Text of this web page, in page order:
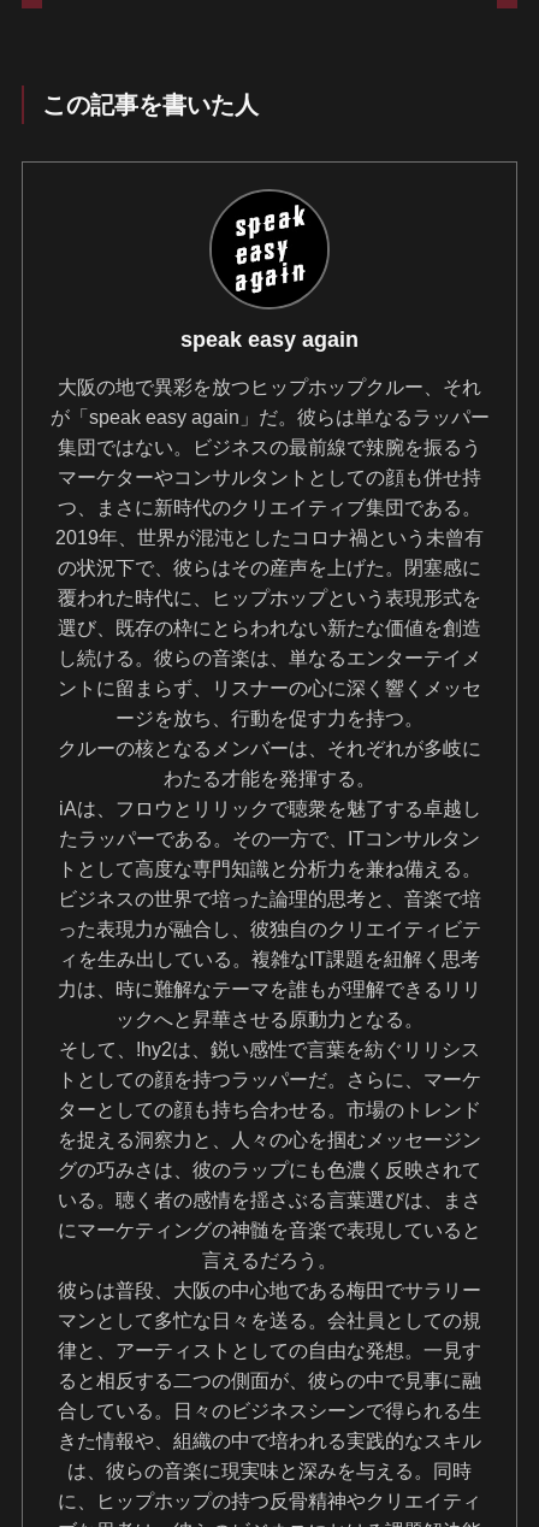
この記事を書いた人
speak easy again
大阪の地で異彩を放つヒップホップクルー、それ
が「speak easy again」だ。彼らは単なるラッパー
集団ではない。ビジネスの最前線で辣腕を振るう
マーケターやコンサルタントとしての顔も併せ持
つ、まさに新時代のクリエイティブ集団である。
2019年、世界が混沌としたコロナ禍という未曾有
の状況下で、彼らはその産声を上げた。閉塞感に
覆われた時代に、ヒップホップという表現形式を
選び、既存の枠にとらわれない新たな価値を創造
し続ける。彼らの音楽は、単なるエンターテイメ
ントに留まらず、リスナーの心に深く響くメッセ
ージを放ち、行動を促す力を持つ。
クルーの核となるメンバーは、それぞれが多岐に
わたる才能を発揮する。
iAは、フロウとリリックで聴衆を魅了する卓越し
たラッパーである。その一方で、ITコンサルタン
トとして高度な専門知識と分析力を兼ね備える。
ビジネスの世界で培った論理的思考と、音楽で培
った表現力が融合し、彼独自のクリエイティビテ
ィを生み出している。複雑なIT課題を紐解く思考
力は、時に難解なテーマを誰もが理解できるリリ
ックへと昇華させる原動力となる。
そして、!hy2は、鋭い感性で言葉を紡ぐリリシス
トとしての顔を持つラッパーだ。さらに、マーケ
ターとしての顔も持ち合わせる。市場のトレンド
を捉える洞察力と、人々の心を掴むメッセージン
グの巧みさは、彼のラップにも色濃く反映されて
いる。聴く者の感情を揺さぶる言葉選びは、まさ
にマーケティングの神髄を音楽で表現していると
言えるだろう。
彼らは普段、大阪の中心地である梅田でサラリー
マンとして多忙な日々を送る。会社員としての規
律と、アーティストとしての自由な発想。一見す
ると相反する二つの側面が、彼らの中で見事に融
合している。日々のビジネスシーンで得られる生
きた情報や、組織の中で培われる実践的なスキル
は、彼らの音楽に現実味と深みを与える。同時
に、ヒップホップの持つ反骨精神やクリエイティ